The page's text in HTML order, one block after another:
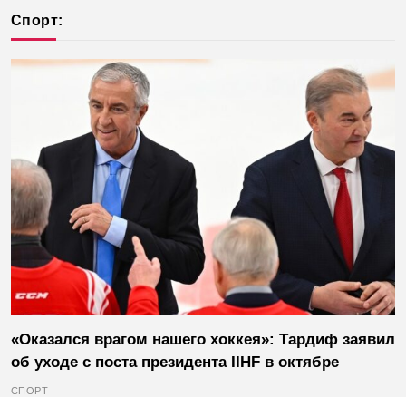
Спорт:
«Оказался врагом нашего хоккея»: Тардиф заявил
об уходе с поста президента IIHF в октябре
СПОРТ